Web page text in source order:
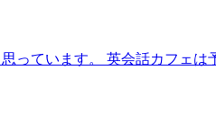
っています。 英会話カフェ